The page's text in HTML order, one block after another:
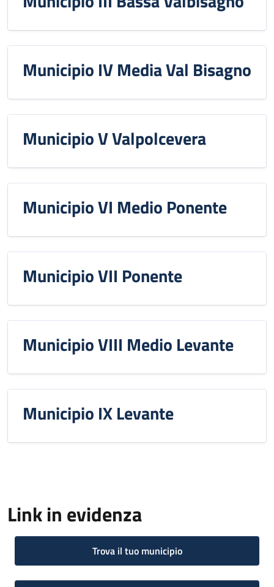
Municipio IV Media Val Bisagno
Municipio V Valpolcevera
Municipio VI Medio Ponente
Municipio VII Ponente
Municipio VIII Medio Levante
Municipio IX Levante
Link in evidenza
Trova il tuo municipio